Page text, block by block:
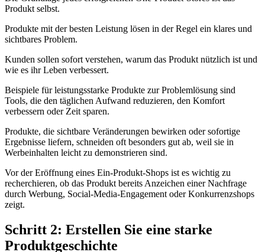
Produkt selbst.
Produkte mit der besten Leistung lösen in der Regel ein klares und
sichtbares Problem.
Kunden sollen sofort verstehen, warum das Produkt nützlich ist und
wie es ihr Leben verbessert.
Beispiele für leistungsstarke Produkte zur Problemlösung sind
Tools, die den täglichen Aufwand reduzieren, den Komfort
verbessern oder Zeit sparen.
Produkte, die sichtbare Veränderungen bewirken oder sofortige
Ergebnisse liefern, schneiden oft besonders gut ab, weil sie in
Werbeinhalten leicht zu demonstrieren sind.
Vor der Eröffnung eines Ein-Produkt-Shops ist es wichtig zu
recherchieren, ob das Produkt bereits Anzeichen einer Nachfrage
durch Werbung, Social-Media-Engagement oder Konkurrenzshops
zeigt.
Schritt 2: Erstellen Sie eine starke
Produktgeschichte